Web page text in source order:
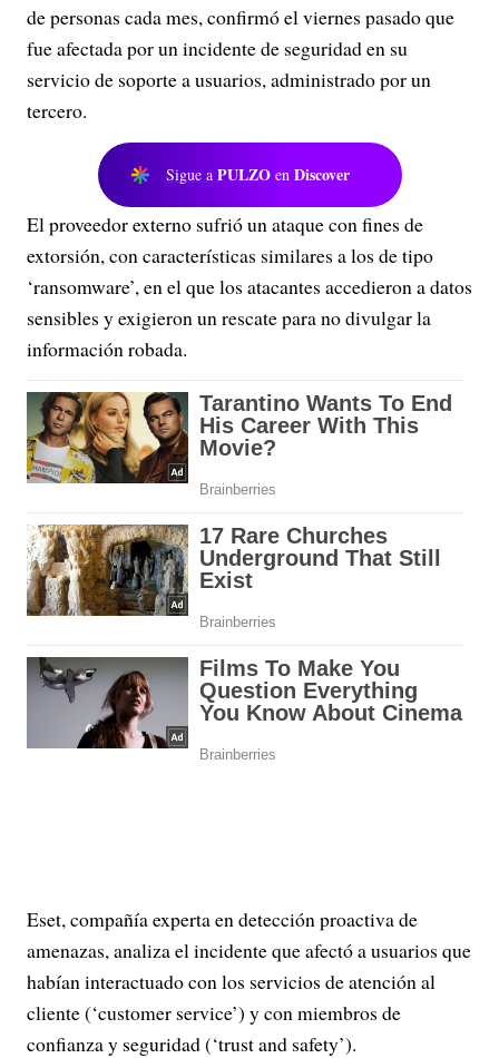
de personas cada mes, confirmó el viernes pasado que
fue afectada por un incidente de seguridad en su
servicio de soporte a usuarios, administrado por un
tercero.
Sigue a PULZO en Discover
El proveedor externo sufrió un ataque con fines de
extorsión, con características similares a los de tipo
‘ransomware’, en el que los atacantes accedieron a datos
sensibles y exigieron un rescate para no divulgar la
información robada.
Eset, compañía experta en detección proactiva de
amenazas, analiza el incidente que afectó a usuarios que
habían interactuado con los servicios de atención al
cliente (‘customer service’) y con miembros de
confianza y seguridad (‘trust and safety’).